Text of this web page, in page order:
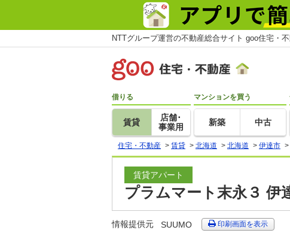
NTTグループ運営の不動産総合サイト goo住宅・
借りる
賃貸
店舗･
事業用
マンションを買う
新築 中古
住宅・不動産 > 賃貸 > 北海道 > 北海道 > 伊達市 >
賃貸アパート
プラムマート末永３ 伊
情報提供元 SUUMO 印刷画面を表示